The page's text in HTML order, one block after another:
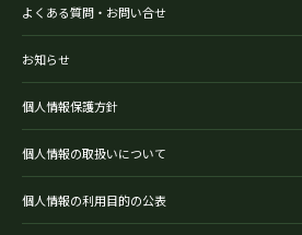
よくある質問・お問い合せ
お知らせ
個人情報保護方針
個人情報の取扱いについて
個人情報の利用目的の公表